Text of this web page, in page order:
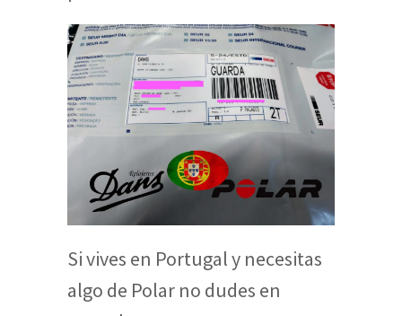
Si vives en Portugal y necesitas
algo de Polar no dudes en